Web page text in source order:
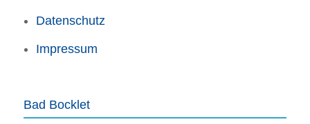
Datenschutz
Impressum
Bad Bocklet